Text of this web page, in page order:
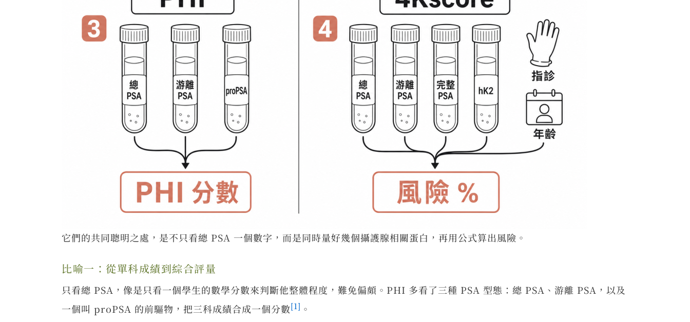
它們的共同聰明之處，是不只看總 PSA 一個數字，而是同時量好幾個攝護腺相關蛋白，再用公式算出風險。
比喻一：從單科成績到綜合評量
只看總 PSA，像是只看一個學生的數學分數來判斷他整體程度，難免偏頗。PHI 多看了三種 PSA 型態：總 PSA、游離 PSA，以及
一個叫 proPSA 的前驅物，把三科成績合成一個分數[1] 。